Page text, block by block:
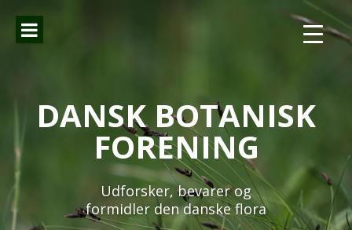
indhold
DANSK BOTANISK
FORENING
Udforsker, bevarer og
formidler den danske flora